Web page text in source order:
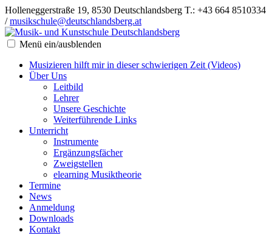
Holleneggerstraße 19, 8530 Deutschlandsberg T.: +43 664 8510334
/musikschule@deutschlandsberg.at
Menü ein/ausblenden
Musizieren hilft mir in dieser schwierigen Zeit (Videos)
Über Uns
Leitbild
Lehrer
Unsere Geschichte
Weiterführende Links
Unterricht
Instrumente
Ergänzungsfächer
Zweigstellen
elearning Musiktheorie
Termine
News
Anmeldung
Downloads
Kontakt